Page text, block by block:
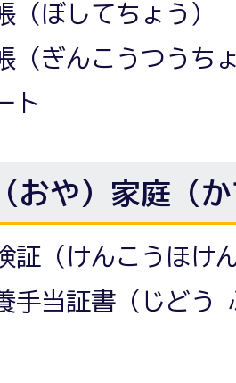
（ぼしてちょう）
（ぎんこうつうち
ト
おや）家庭（
証（けんこうほけ
手当証書（じどう